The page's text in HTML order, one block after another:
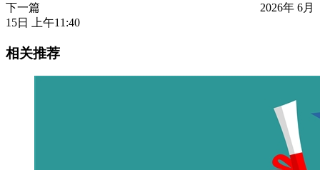
下一篇
2026年 6月
15日 上午11:40
相关推荐